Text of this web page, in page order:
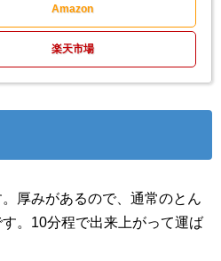
Amazon
楽天市場
厚みがあるので、通常のとん
。10分程で出来上がって運ば